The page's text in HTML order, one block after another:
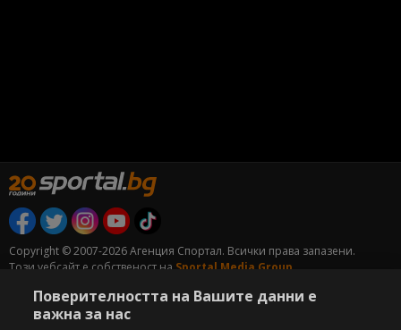
Copyright © 2007-2026 Агенция Спортал. Всички права запазени.
Този уебсайт е собственост на Sportal Media Group
За нас Екип За рекламa
Общи условия
Етични правила на НСС
Поверителността на Вашите данни е
важна за нас